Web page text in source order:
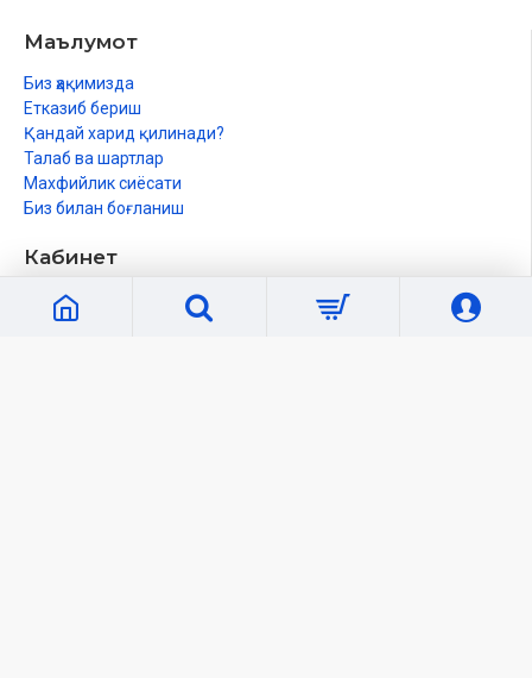
Маълумот
Биз ҳақимизда
Етказиб бериш
Қандай харид қилинади?
Талаб ва шартлар
Махфийлик сиёсати
Биз билан боғланиш
Кабинет
Шахсий кабинет
Буюртмалар рўйхати